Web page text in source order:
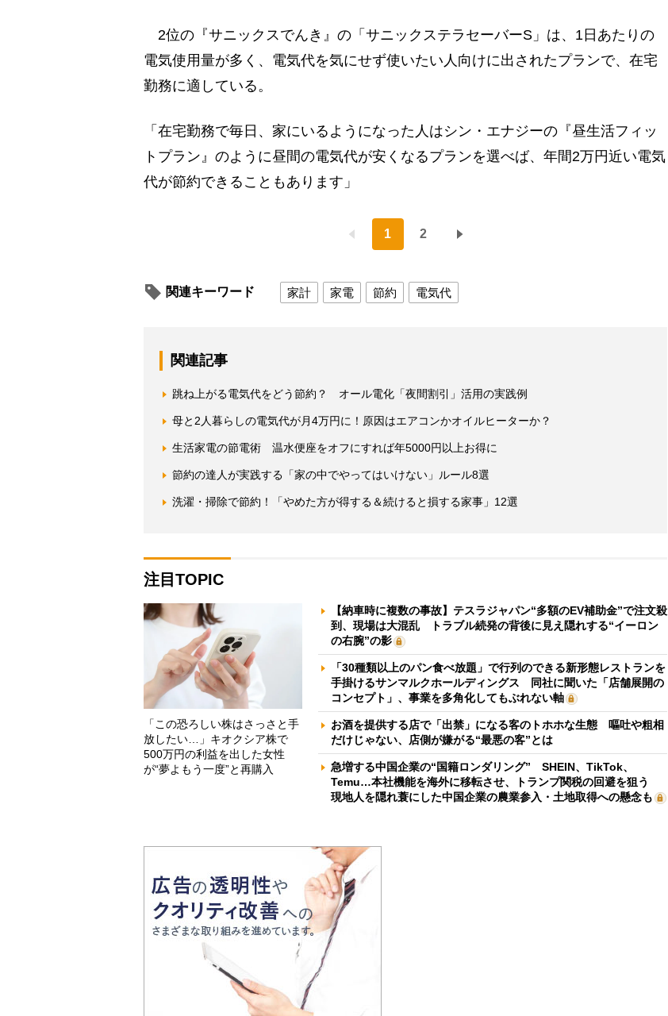
2位の『サニックスでんき』の「サニックステラセーバーS」は、1日あたりの
電気使用量が多く、電気代を気にせず使いたい人向けに出されたプランで、在宅
勤務に適している。
「在宅勤務で毎日、家にいるようになった人はシン・エナジーの『昼生活フィッ
トプラン』のように昼間の電気代が安くなるプランを選べば、年間2万円近い電気
代が節約できることもあります」
1 2
関連キーワード 家計 家電 節約 電気代
関連記事
跳ね上がる電気代をどう節約？ オール電化「夜間割引」活用の実践例
母と2人暮らしの電気代が月4万円に！原因はエアコンかオイルヒーターか？
生活家電の節電術 温水便座をオフにすれば年5000円以上お得に
節約の達人が実践する「家の中でやってはいけない」ルール8選
洗濯・掃除で節約！「やめた方が得する＆続けると損する家事」12選
注目TOPIC
「この恐ろしい株はさっさと手
放したい…」キオクシア株で
500万円の利益を出した女性
が“夢よもう一度”と再購入
【納車時に複数の事故】テスラジャパン“多額のEV補助金”で注文殺
到、現場は大混乱 トラブル続発の背後に見え隠れする“イーロン
の右腕”の影
「30種類以上のパン食べ放題」で行列のできる新形態レストランを
手掛けるサンマルクホールディングス 同社に聞いた「店舗展開の
コンセプト」、事業を多角化してもぶれない軸
お酒を提供する店で「出禁」になる客のトホホな生態 嘔吐や粗相
だけじゃない、店側が嫌がる“最悪の客”とは
急増する中国企業の“国籍ロンダリング” SHEIN、TikTok、
Temu…本社機能を海外に移転させ、トランプ関税の回避を狙う
現地人を隠れ蓑にした中国企業の農業参入・土地取得への懸念も